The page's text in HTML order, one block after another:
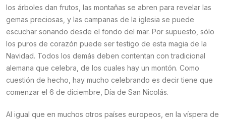
los árboles dan frutos, las montañas se abren para revelar las
gemas preciosas, y las campanas de la iglesia se puede
escuchar sonando desde el fondo del mar. Por supuesto, sólo
los puros de corazón puede ser testigo de esta magia de la
Navidad. Todos los demás deben contentan con tradicional
alemana que celebra, de los cuales hay un montón. Como
cuestión de hecho, hay mucho celebrando es decir tiene que
comenzar el 6 de diciembre, Día de San Nicolás.
Al igual que en muchos otros países europeos, en la víspera de